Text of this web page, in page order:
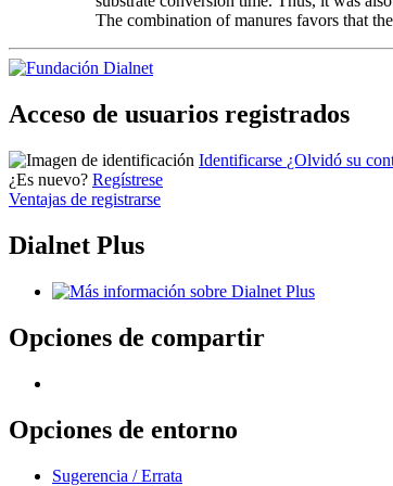
The combination of manures favors that
Acceso de usuarios registrados
Identificarse ¿Olvidó su
¿Es nuevo? Regístrese
Ventajas de registrarse
Dialnet Plus
Opciones de compartir
Opciones de entorno
Sugerencia / Errata